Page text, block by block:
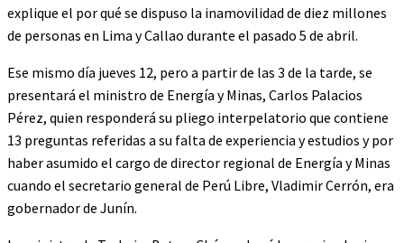
explique el por qué se dispuso la inamovilidad de diez millones
de personas en Lima y Callao durante el pasado 5 de abril.
Ese mismo día jueves 12, pero a partir de las 3 de la tarde, se
presentará el ministro de Energía y Minas, Carlos Palacios
Pérez, quien responderá su pliego interpelatorio que contiene
13 preguntas referidas a su falta de experiencia y estudios y por
haber asumido el cargo de director regional de Energía y Minas
cuando el secretario general de Perú Libre, Vladimir Cerrón, era
gobernador de Junín.